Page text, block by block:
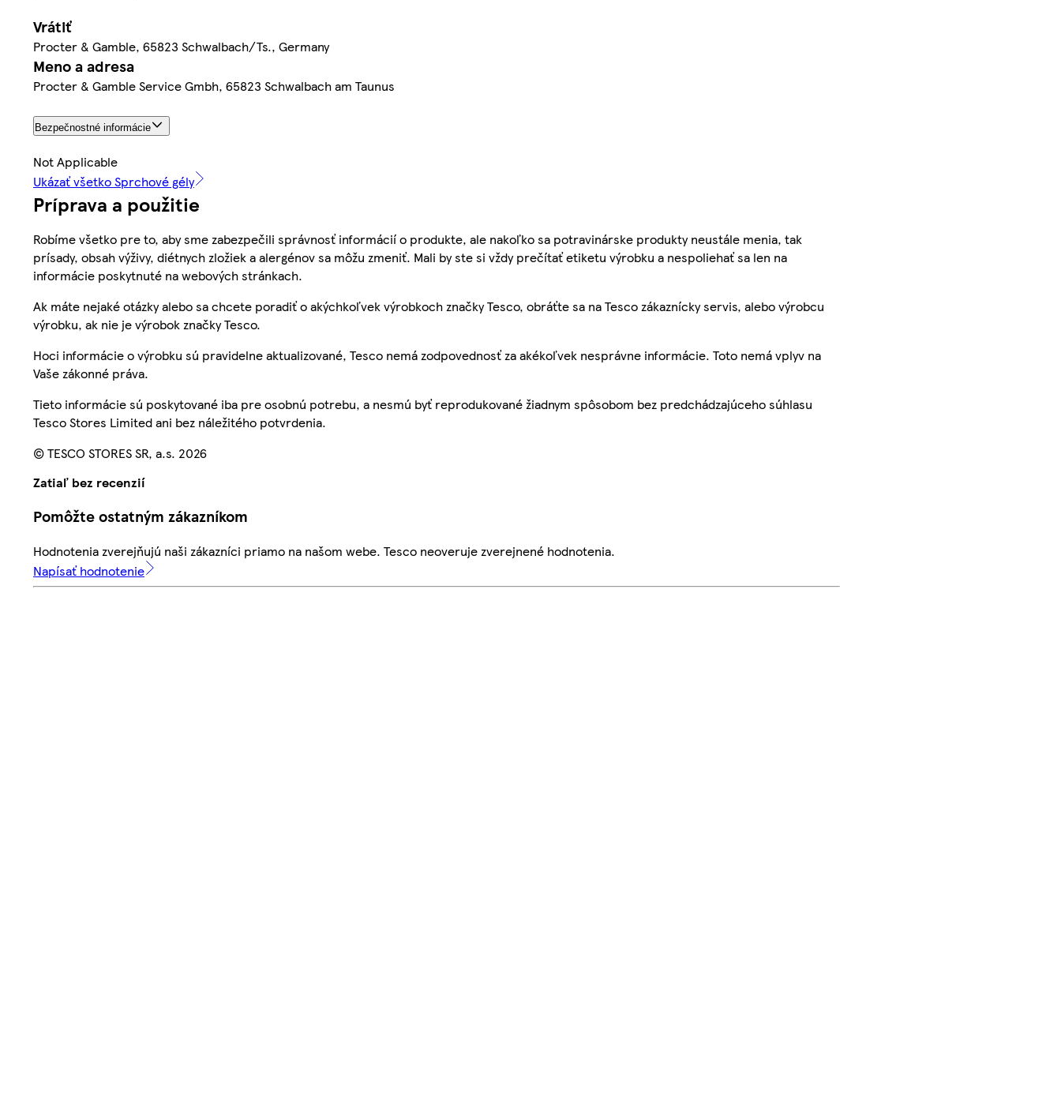
Vrátiť
Procter & Gamble, 65823 Schwalbach/Ts., Germany
Meno a adresa
Procter & Gamble Service Gmbh, 65823 Schwalbach am Taunus
Bezpečnostné informácie
Not Applicable
Ukázať všetko Sprchové gély
Príprava a použitie
Robíme všetko pre to, aby sme zabezpečili správnosť informácií o produkte, ale nakoľko sa potravinárske produkty neustále menia, tak
prísady, obsah výživy, diétnych zložiek a alergénov sa môžu zmeniť. Mali by ste si vždy prečítať etiketu výrobku a nespoliehať sa len na
informácie poskytnuté na webových stránkach.
Ak máte nejaké otázky alebo sa chcete poradiť o akýchkoľvek výrobkoch značky Tesco, obráťte sa na Tesco zákaznícky servis, alebo výrobcu
výrobku, ak nie je výrobok značky Tesco.
Hoci informácie o výrobku sú pravidelne aktualizované, Tesco nemá zodpovednosť za akékoľvek nesprávne informácie. Toto nemá vplyv na
Vaše zákonné práva.
Tieto informácie sú poskytované iba pre osobnú potrebu, a nesmú byť reprodukované žiadnym spôsobom bez predchádzajúceho súhlasu
Tesco Stores Limited ani bez náležitého potvrdenia.
© TESCO STORES SR, a.s. 2026
Zatiaľ bez recenzií
Pomôžte ostatným zákazníkom
Hodnotenia zverejňujú naši zákazníci priamo na našom webe. Tesco neoveruje zverejnené hodnotenia.
Napísať hodnotenie